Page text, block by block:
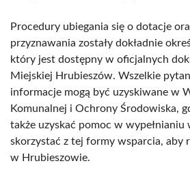
Procedury ubiegania się o dotacje
przyznawania zostały dokładnie
który jest dostępny w oficjalnych
Miejskiej Hrubieszów. Wszelkie
informacje mogą być uzyskiwane w
Komunalnej i Ochrony Środowiska,
także uzyskać pomoc w
skorzystać z tej formy wsparcia, aby
w Hrubieszowie.